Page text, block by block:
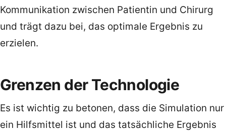
Kommunikation zwischen Patientin und Chirurg
und trägt dazu bei, das optimale Ergebnis zu
erzielen.
Grenzen der Technologie
Es ist wichtig zu betonen, dass die Simulation nur
ein Hilfsmittel ist und das tatsächliche Ergebnis